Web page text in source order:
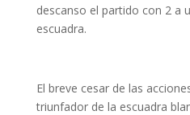
descanso el partido con 2 a
escuadra.
El breve cesar de las
triunfador de la escuadra